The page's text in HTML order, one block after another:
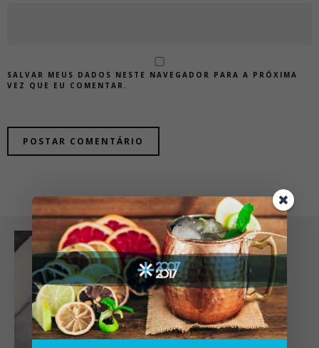
SALVAR MEUS DADOS NESTE NAVEGADOR PARA A PRÓXIMA
VEZ QUE EU COMENTAR.